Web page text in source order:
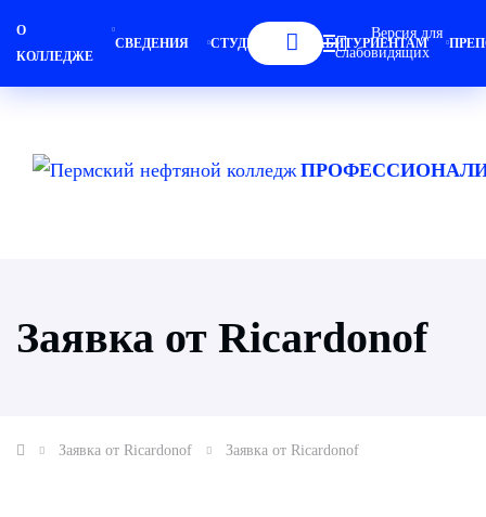
О
КОЛЛЕДЖЕ
СВЕДЕНИЯ СТУДЕНТАМ АБИТУРИЕНТАМ
Версия для
слабовидящих
Заявка от Ricardonof
Заявка от Ricardonof Заявка от Ricardonof